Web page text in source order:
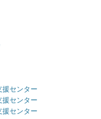
援センター
援センター
援センター